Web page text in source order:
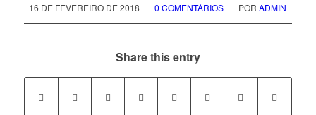
16 DE FEVEREIRO DE 2018
/ 0 COMENTÁRIOS
/ PORADMIN
Share this entry